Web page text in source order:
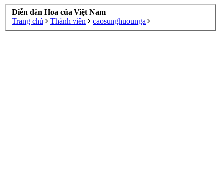
Diễn đàn Hoa của Việt Nam
Trang chủ
Thành viên caosunghuounga